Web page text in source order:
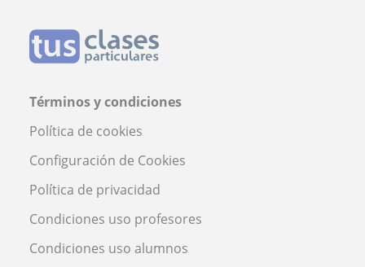
Términos y condiciones
Política de cookies
Configuración de Cookies
Política de privacidad
Condiciones uso profesores
Condiciones uso alumnos